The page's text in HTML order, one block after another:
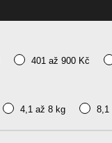
401 až 900 Kč
4,1 až 8 kg 8,1